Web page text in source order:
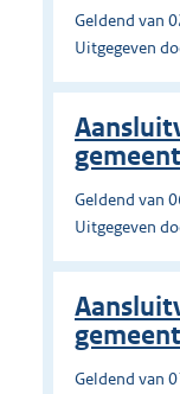
Geldend van
Uitgegeven
Geldend van
Uitgegeven
Geldend van